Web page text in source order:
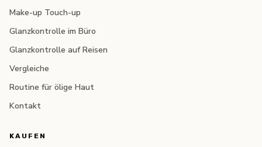
Make-up Touch-up
Glanzkontrolle im Büro
Glanzkontrolle auf Reisen
Vergleiche
Routine für ölige Haut
Kontakt
KAUFEN